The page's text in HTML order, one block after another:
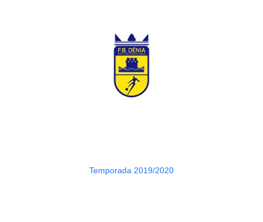
Temporada 2019/2020